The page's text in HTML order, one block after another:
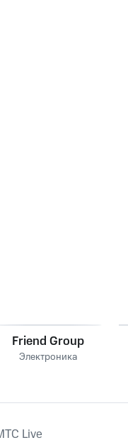
Friend Group
Электроника
Live